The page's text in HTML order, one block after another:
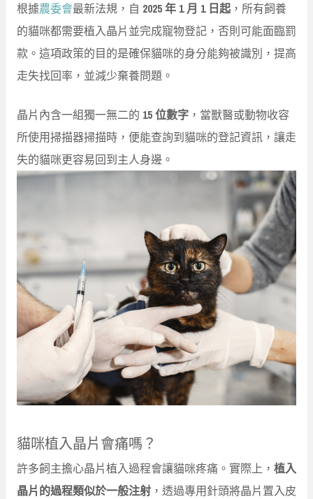
根據農委會最新法規，自 2025 年 1 月 1 日起，所有飼養
的貓咪都需要植入晶片並完成寵物登記，否則可能面臨罰
款。這項政策的目的是確保貓咪的身分能夠被識別，提高
走失找回率，並減少棄養問題。
晶片內含一組獨一無二的 15 位數字 ，當獸醫或動物收容
所使用掃描器掃描時，便能查詢到貓咪的登記資訊，讓走
失的貓咪更容易回到主人身邊。
貓咪植入晶片會痛嗎？
許多飼主擔心晶片植入過程會讓貓咪疼痛。實際上， 植入
晶片的過程類似於一般注射 ，透過專用針頭將晶片置入皮